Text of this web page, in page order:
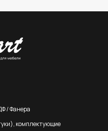
/ Фанера
комплектующие